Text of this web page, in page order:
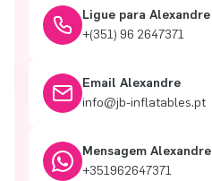
Ligue para Alexandre
+(351) 96 2647371
Email Alexandre
info@jb-inflatables.pt
Mensagem Alexandre
+351962647371